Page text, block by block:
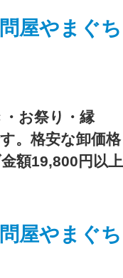
お祭り・縁
。格安な卸価格
額19,800円以上